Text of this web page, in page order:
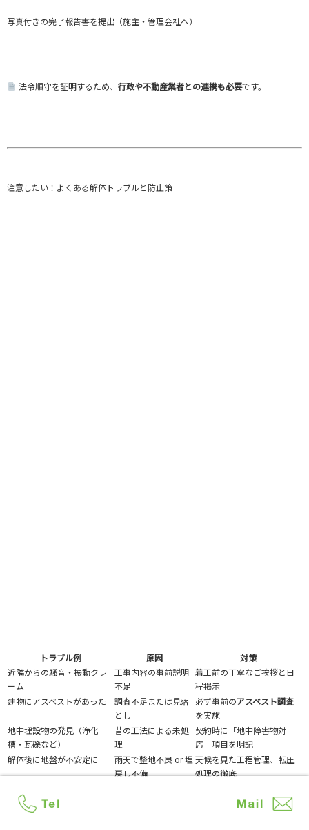
写真付きの完了報告書を提出（施主・管理会社へ）
法令順守を証明するため、 行政や不動産業者との連携も必要です。
注意したい！よくある解体トラブルと防止策
トラブル例 原因
対策
近隣からの騒音・振動クレ
ーム
工事内容の事前説明
不足
着工前の丁寧なご挨拶と日
程掲示
建物にアスベストがあった
調査不足または見落
とし
必ず事前のアスベスト調査
を実施
地中埋設物の発見（浄化
槽・瓦礫など）
昔の工法による未処
理
契約時に「地中障害物対
応」項目を明記
解体後に地盤が不安定に
雨天で整地不良 or 埋
戻し不備
天候を見た工程管理、転圧
処理の徹底